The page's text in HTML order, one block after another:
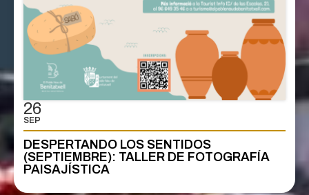
26
SEP
DESPERTANDO LOS SENTIDOS
(SEPTIEMBRE): TALLER DE FOTOGRAFÍA
PAISAJÍSTICA